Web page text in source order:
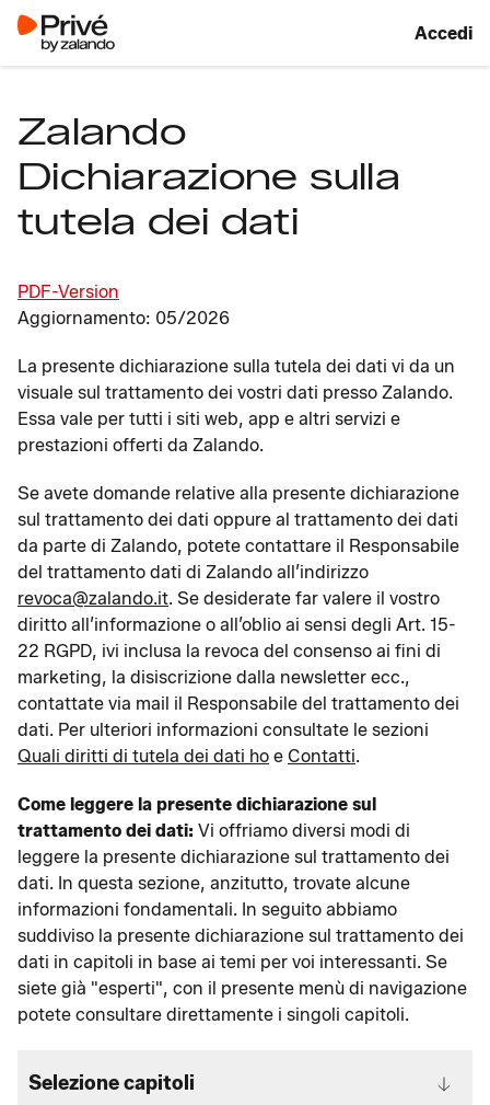
Accedi
Zalando
Dichiarazione sulla
tutela dei dati
PDF-Version
Aggiornamento: 05/2026
La presente dichiarazione sulla tutela dei dati vi da un
visuale sul trattamento dei vostri dati presso Zalando.
Essa vale per tutti i siti web, app e altri servizi e
prestazioni offerti da Zalando.
Se avete domande relative alla presente dichiarazione
sul trattamento dei dati oppure al trattamento dei dati
da parte di Zalando, potete contattare il Responsabile
del trattamento dati di Zalando all’indirizzo
revoca@zalando.it. Se desiderate far valere il vostro
diritto all’informazione o all’oblio ai sensi degli Art. 15-
22 RGPD, ivi inclusa la revoca del consenso ai fini di
marketing, la disiscrizione dalla newsletter ecc.,
contattate via mail il Responsabile del trattamento dei
dati. Per ulteriori informazioni consultate le sezioni
Quali diritti di tutela dei dati ho e Contatti.
Come leggere la presente dichiarazione sul
trattamento dei dati: Vi offriamo diversi modi di
leggere la presente dichiarazione sul trattamento dei
dati. In questa sezione, anzitutto, trovate alcune
informazioni fondamentali. In seguito abbiamo
suddiviso la presente dichiarazione sul trattamento dei
dati in capitoli in base ai temi per voi interessanti. Se
siete già "esperti", con il presente menù di navigazione
potete consultare direttamente i singoli capitoli.
Selezione capitoli